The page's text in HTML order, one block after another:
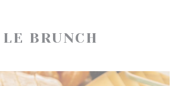
LE BRUNCH